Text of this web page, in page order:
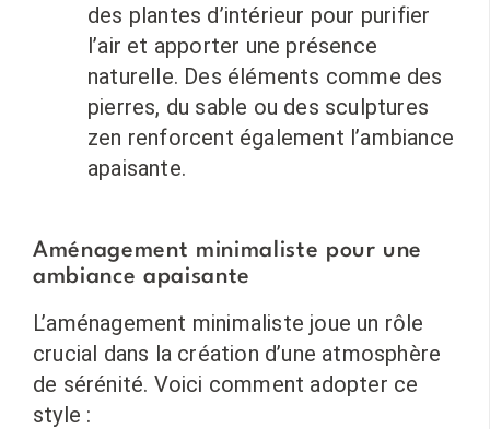
des plantes d’intérieur pour purifier
l’air et apporter une présence
naturelle. Des éléments comme des
pierres, du sable ou des sculptures
zen renforcent également l’ambiance
apaisante.
Aménagement minimaliste pour une
ambiance apaisante
L’aménagement minimaliste joue un rôle
crucial dans la création d’une atmosphère
de sérénité. Voici comment adopter ce
style :